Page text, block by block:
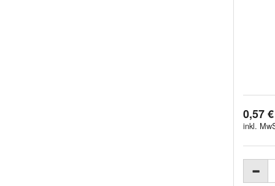
0,57 €
inkl.